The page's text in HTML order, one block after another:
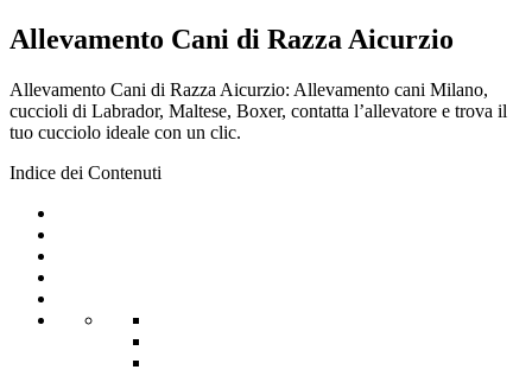
Allevamento Cani di Razza Aicurzio
Allevamento Cani di Razza Aicurzio: Allevamento cani Milano,
cuccioli di Labrador, Maltese, Boxer, contatta l’allevatore e trova il
tuo cucciolo ideale con un clic.
Indice dei Contenuti